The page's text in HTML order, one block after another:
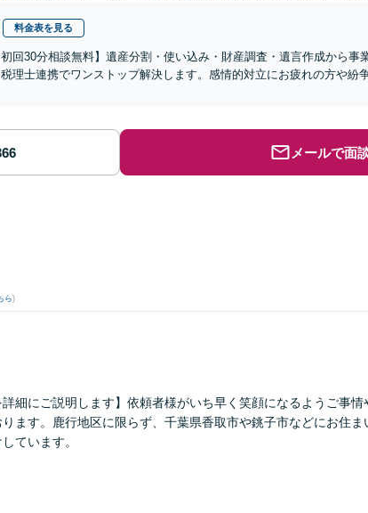
料金表を見る
初回30分相談無料】遺産分割・使い込み・財産調査・遺言作成から事
理士連携でワンストップ解決します。感情的対立にお疲れの方や紛
メールで面
ら)
詳細にご説明します】依頼者様がいち早く笑顔になるようご事情
ます。鹿行地区に限らず、千葉県香取市や銚子市などにお住ま
ています。